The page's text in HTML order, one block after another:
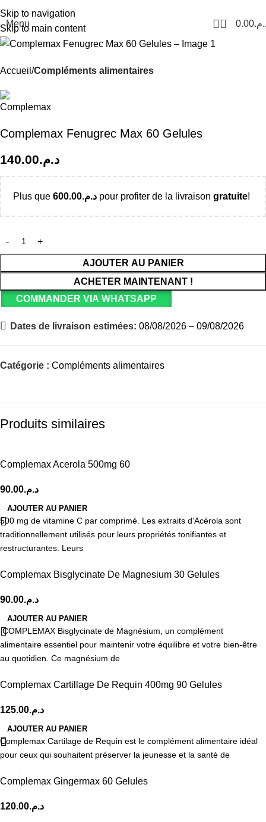
Skip to navigation
Skip to main content
Menu 0 0.00
Accueil Compléments alimentaires
Complemax Fenugrec Max 60 Gelules
د.م.140.00
Plus que د.م.600.00 pour profiter de la livraison gratuite!
AJOUTER AU PANIER
ACHETER MAINTENANT !
COMMANDER VIA WHATSAPP
Dates de livraison estimées: 08/08/2026 – 09/08/2026
Catégorie : Compléments alimentaires
Produits similaires
Complemax Acerola 500mg 60
د.م.90.00
AJOUTER AU PANIER
500 mg de vitamine C par comprimé. Les extraits d’Acérola sont
traditionnellement utilisés pour leurs propriétés tonifiantes et
restructurantes. Leurs
Complemax Bisglycinate De Magnesium 30 Gelules
د.م.90.00
AJOUTER AU PANIER
COMPLEMAX Bisglycinate de Magnésium, un complément
alimentaire essentiel pour maintenir votre équilibre et votre bien-être
au quotidien. Ce magnésium de
Complemax Cartillage De Requin 400mg 90 Gelules
د.م.125.00
AJOUTER AU PANIER
Complemax Cartilage de Requin est le complément alimentaire idéal
pour ceux qui souhaitent préserver la jeunesse et la santé de
Complemax Gingermax 60 Gelules
د.م.120.00